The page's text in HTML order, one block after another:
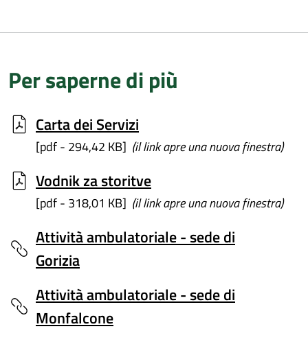
Per saperne di più
Carta dei Servizi
[pdf - 294,42 KB] (il link apre una nuova finestra)
Vodnik za storitve
[pdf - 318,01 KB] (il link apre una nuova finestra)
Attività ambulatoriale - sede di
Gorizia
Attività ambulatoriale - sede di
Monfalcone